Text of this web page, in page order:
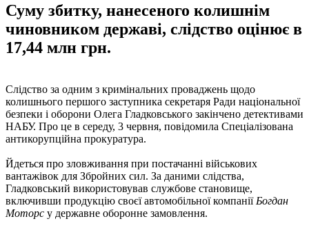
Суму збитку, нанесеного колишнім
чиновником державі, слідство оцінює в
17,44 млн грн.
Слідство за одним з кримінальних проваджень щодо
колишнього першого заступника секретаря Ради національної
безпеки і оборони Олега Гладковського закінчено детективами
НАБУ. Про це в середу, 3 червня, повідомила Спеціалізована
антикорупційна прокуратура.
Йдеться про зловживання при постачанні військових
вантажівок для Збройних сил. За даними слідства,
Гладковський використовував службове становище,
включивши продукцію своєї автомобільної компанії Богдан
Моторс у державне оборонне замовлення.